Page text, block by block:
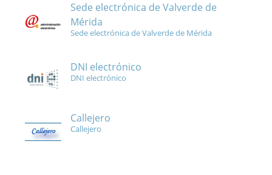
Sede electrónica de Valverde de
Mérida
Sede electrónica de Valverde de Mérida
DNI electrónico
DNI electrónico
Callejero
Callejero